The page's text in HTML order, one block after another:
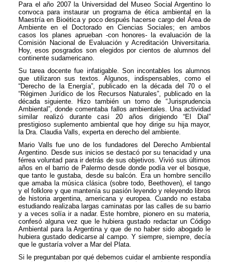
Para el año 2007 la Universidad del Museo Social Argentino lo
convoca para instaurar un programa de ética ambiental en la
Maestría en Bioética y poco después hacerse cargo del Área de
Ambiente en el Doctorado en Ciencias Sociales; en ambos
casos los planes aprueban -con honores- la evaluación de la
Comisión Nacional de Evaluación y Acreditación Universitaria.
Hoy, esos posgrados son elegidos por cientos de alumnos del
continente sudamericano.
Su tarea docente fue infatigable. Son incontables los alumnos
que utilizaron sus textos. Algunos, indispensables, como el
“Derecho de la Energía”, publicado en la década del 70 o el
“Régimen Jurídico de los Recursos Naturales”, publicado en la
década siguiente. Hizo también un tomo de “Jurisprudencia
Ambiental”, donde comentaba fallos ambientales. Una actividad
similar realizó durante casi 20 años dirigiendo “El Dial”
prestigioso suplemento ambiental que hoy dirige su hija mayor,
la Dra. Claudia Valls, experta en derecho del ambiente.
Mario Valls fue uno de los fundadores del Derecho Ambiental
Argentino. Desde sus inicios se destacó por su tenacidad y una
férrea voluntad para ir detrás de sus objetivos. Vivió sus últimos
años en el barrio de Palermo desde donde podía ver el bosque,
que tanto le gustaba, desde su balcón. Era un hombre sencillo
que amaba la música clásica (sobre todo, Beethoven), el tango
y el folklore y que mantenía su pasión leyendo y releyendo libros
de historia argentina, americana y europea. Cuando no estaba
estudiando realizaba largas caminatas por las calles de su barrio
y a veces solía ir a nadar. Este hombre, pionero en su materia,
confesó alguna vez que le hubiera gustado redactar un Código
Ambiental para la Argentina y que de no haber sido abogado le
hubiera gustado dedicarse al campo. Y siempre, siempre, decía
que le gustaría volver a Mar del Plata.
Si le preguntaban por qué debemos cuidar el ambiente respondía